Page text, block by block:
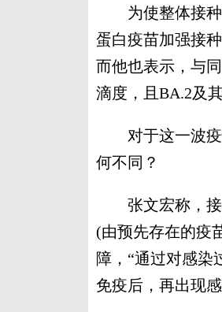
为使整体接种
蛋白疫苗加强接
而他也表示，与
滴度，且BA.2及
对于这一波疫
何不同？
张文宏称，接
(由预先存在的疫
障，“通过对感染
免疫后，再出现